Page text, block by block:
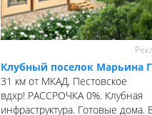
Клубный поселок Марьина
31 км от МКАД, Пестовское
вдхр! РАССРОЧКА 0%. Клубная
инфраструктура. Готовые дома.